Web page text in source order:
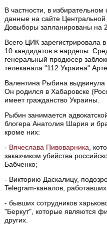
В частности, в
данные на сайте Центральной
Довыборы запланированы на
Всего ЦИК зарегистрировала
10 кандидатов в нардепы.
генеральный продюсер
телеканала "112 Украина"
Валентина Рыбина выдвинула
Он родился в Хабаровске
имеет гражданство Украины.
Рыбин занимается
блогера Анатолия Шария и
кроме них:
- Вячеслава Пивоварника ,
заказчиком убийства
Бабченко;
- Викторию Даскалицу,
Telegram-каналов,
- бывших сотрудников
"Беркут", которые являются
других.